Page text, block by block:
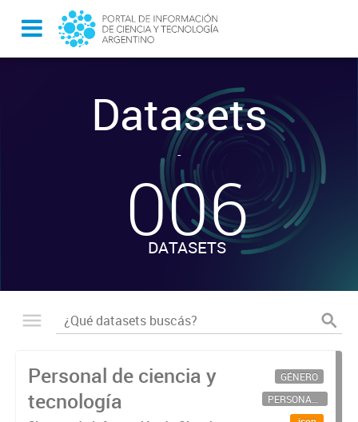
Datasets
-
006
DATASETS
Personal de ciencia y
tecnología
GÉNERO
PERSONAL CIENTÍFICO-TECNOLÓGICO